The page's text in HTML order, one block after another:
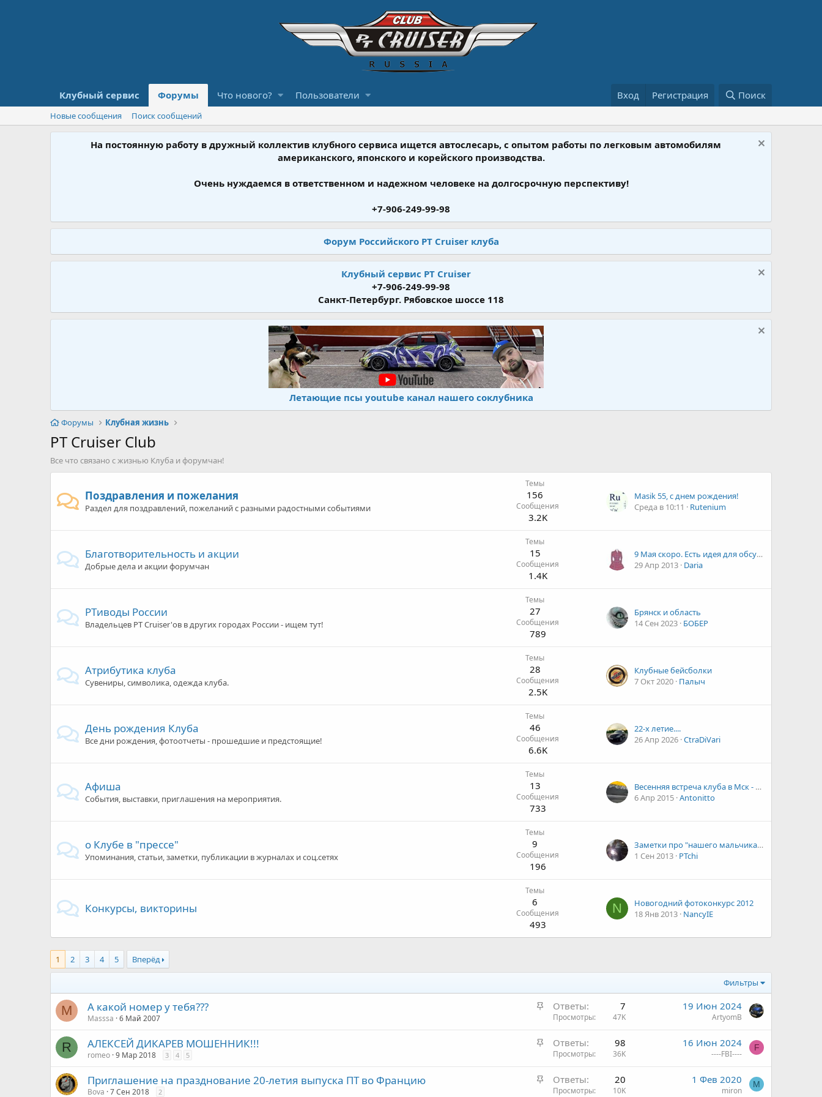
Клубный сервис Форумы Что нового? Пользователи Вход Регистрация Поиск
Новые сообщения Поиск сообщений
На постоянную работу в дружный коллектив клубного сервиса ищется автослесарь, с опытом работы по легковым автомобилям
американского, японского и корейского производства.
Очень нуждаемся в ответственном и надежном человеке на долгосрочную перспективу!
+7-906-249-99-98
Форум Российского PT Cruiser клуба
Клубный сервис PT Cruiser
+7-906-249-99-98
Санкт-Петербург. Рябовское шоссе 118
Летающие псы youtube канал нашего соклубника
Форумы Клубная жизнь
PT Cruiser Club
Все что связано с жизнью Клуба и форумчан!
Поздравления и пожелания
Раздел для поздравлений, пожеланий с разными радостными событиями
Темы
156
Сообщения
3.2K
Masik 55, с днем рождения!
Среда в 10:11
Rutenium
Благотворительность и акции
Добрые дела и акции форумчан
Темы
15
Сообщения
1.4K
9 Мая скоро. Есть идея для обсуждения.
29 Апр 2013 Daria
PTиводы России
Владельцев PT Cruiser'ов в других городах России - ищем тут!
Темы
27
Сообщения
789
Брянск и область
14 Сен 2023 БОБЕР
Атрибутика клуба
Сувениры, символика, одежда клуба.
Темы
28
Сообщения
2.5K
Клубные бейсболки
7 Окт 2020 Палыч
День рождения Клуба
Все дни рождения, фотоотчеты - прошедшие и предстоящие!
Темы
46
Сообщения
6.6K
22-х летие....
26 Апр 2026 CtraDiVari
Афиша
События, выставки, приглашения на мероприятия.
Темы
13
Сообщения
733
Весенняя встреча клуба в Мск - когда
6 Апр 2015 Antonitto
о Клубе в "прессе"
Упоминания, статьи, заметки, публикации в журналах и соц.сетях
Темы
9
Сообщения
196
Заметки про "нашего мальчика" ;)
1 Сен 2013 PTchi
Конкурсы, викторины
Темы
6
Сообщения
493
N
Новогодний фотоконкурс 2012
18 Янв 2013 NancyIE
1 2 3 4 5 Вперёд
Фильтры
M
З
р
л
А какой номер у тебя???
Masssa 6 Май 2007
Ответы 7
Просмотры 47K
19 Июн 2024
ArtyomB
R
З
р
АЛЕКСЕЙ ДИКАРЕВ МОШЕННИК!!!
romeo 9 Мар 2018 3 4 5
Ответы 98
Просмотры 36K
16 Июн 2024
----FBI----
F
З
Приглашение на празднование 20-летия выпуска ПТ во Францию
Bova 7 Сен 2018 2
Ответы 20
Просмотры 10K
1 Фев 2020
miron
M